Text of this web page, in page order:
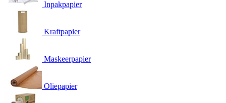
Inpakpapier
Kraftpapier
Maskeerpapier
Oliepapier